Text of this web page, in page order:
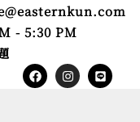
- 5:30 PM
Facebook
Instagram